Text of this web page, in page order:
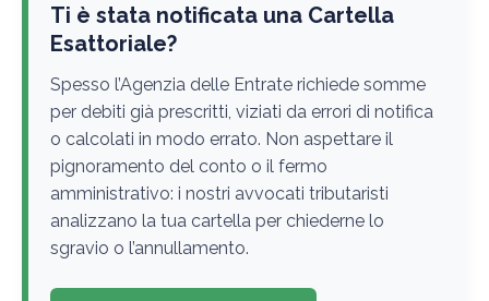
Ti è stata notificata una Cartella
Esattoriale?
Spesso l’Agenzia delle Entrate richiede somme
per debiti già prescritti, viziati da errori di notifica
o calcolati in modo errato. Non aspettare il
pignoramento del conto o il fermo
amministrativo: i nostri avvocati tributaristi
analizzano la tua cartella per chiederne lo
sgravio o l’annullamento.